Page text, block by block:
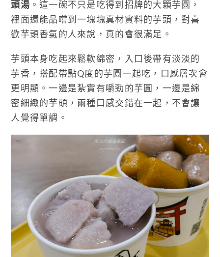
頭湯 。這一碗不只是吃得到招牌的大顆芋圓，
裡面還能品嚐到一塊塊真材實料的芋頭，對喜
歡芋頭香氣的人來說，真的會很滿足。
芋頭本身吃起來鬆軟綿密，入口後帶有淡淡的
芋香，搭配帶點Q度的芋圓一起吃，口感層次會
更明顯。一邊是紮實有嚼勁的芋圓，一邊是綿
密細緻的芋頭，兩種口感交錯在一起，不會讓
人覺得單調。